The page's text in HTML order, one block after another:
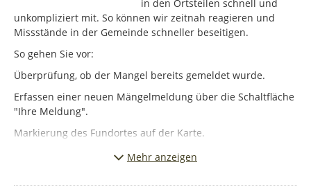
in den Ortsteilen schnell und
unkompliziert mit. So können wir zeitnah reagieren und
Missstände in der Gemeinde schneller beseitigen.
So gehen Sie vor:
Überprüfung, ob der Mangel bereits gemeldet wurde.
Erfassen einer neuen Mängelmeldung über die Schaltfläche
"Ihre Meldung".
Markierung des Fundortes auf der Karte.
Auswahl der entsprechenden Kategorie.
Mehr anzeigen